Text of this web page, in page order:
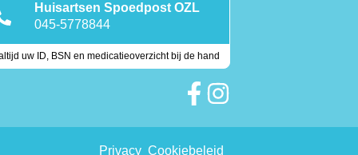
Huisartsen Spoedpost OZL
045-5778844
uw ID, BSN en medicatieoverzicht bij de hand
Privacy Cookiebeleid